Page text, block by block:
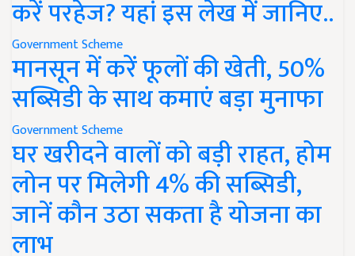
करें परहेज? यहां इस लेख में जानिए..
Government Scheme
मानसून में करें फूलों की खेती, 50%
सब्सिडी के साथ कमाएं बड़ा मुनाफा
Government Scheme
घर खरीदने वालों को बड़ी राहत, होम
लोन पर मिलेगी 4% की सब्सिडी,
जानें कौन उठा सकता है योजना का
लाभ